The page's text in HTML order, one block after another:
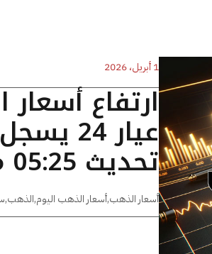
1 أبريل، 2026
ارتفاع
تحديث 05:25 مساءًا
أسعار الذهب,أسعار الذهب اليوم,الذهب,